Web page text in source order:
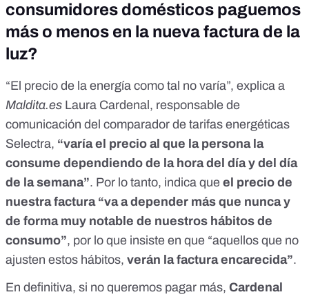
consumidores domésticos paguemos
más o menos en la nueva factura de la
luz?
“El precio de la energía como tal no varía”, explica a
Maldita.es Laura Cardenal, responsable de
comunicación del comparador de tarifas energéticas
Selectra, “varía el precio al que la persona la
consume dependiendo de la hora del día y del día
de la semana”. Por lo tanto, indica que el precio de
nuestra factura “va a depender más que nunca y
de forma muy notable de nuestros hábitos de
consumo”, por lo que insiste en que “aquellos que no
ajusten estos hábitos, verán la factura encarecida”.
En definitiva, si no queremos pagar más, Cardenal